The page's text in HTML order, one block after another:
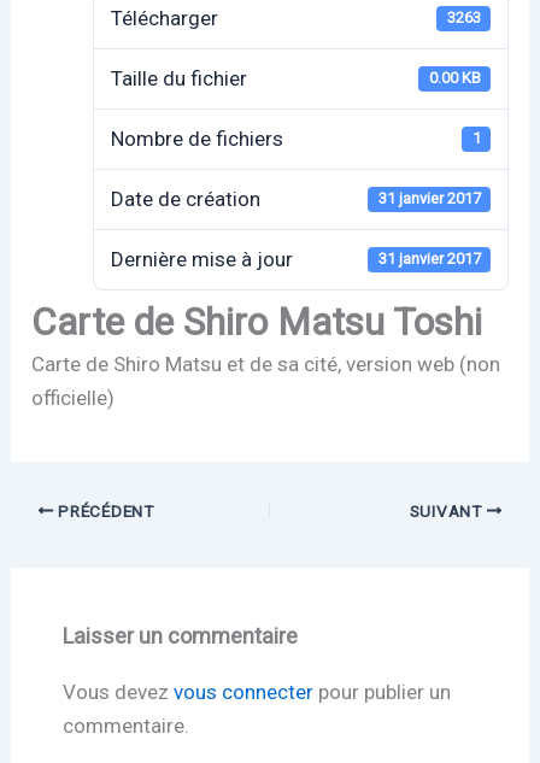
Télécharger 3263
Taille du fichier 0.00 KB
Nombre de fichiers 1
Date de création 31 janvier 2017
Dernière mise à jour 31 janvier 2017
Carte de Shiro Matsu Toshi
Carte de Shiro Matsu et de sa cité, version web (non
officielle)
PRÉCÉDENT SUIVANT
Laisser un commentaire
Vous devez vous connecterpour publier un
commentaire.